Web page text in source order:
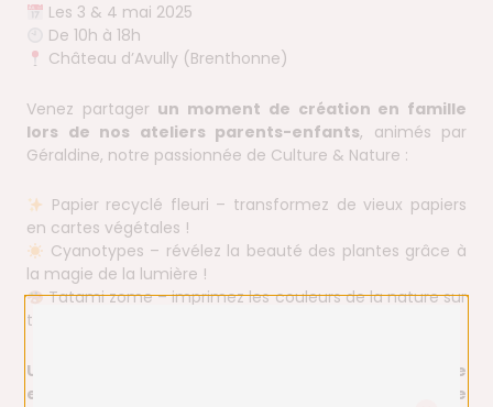
Les 3 & 4 mai 2025
De 10h à 18h
Château d’Avully (Brenthonne)
Venez partager un moment de création en famille
lors de nos ateliers parents-enfants, animés par
Géraldine, notre passionnée de Culture & Nature :
Papier recyclé fleuri – transformez de vieux papiers
en cartes végétales !
Cyanotypes – révélez la beauté des plantes grâce à
la magie de la lumière !
Tatami zome – imprimez les couleurs de la nature sur
tissu avec une technique japonaise étonnante !
Un week-end pour éveiller les sens, créer ensemble
et se reconnecter à la nature… dans un décor de